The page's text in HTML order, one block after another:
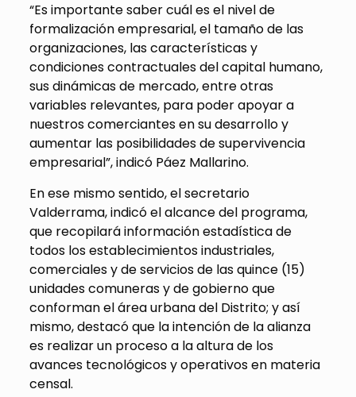
“Es importante saber cuál es el nivel de
formalización empresarial, el tamaño de las
organizaciones, las características y
condiciones contractuales del capital humano,
sus dinámicas de mercado, entre otras
variables relevantes, para poder apoyar a
nuestros comerciantes en su desarrollo y
aumentar las posibilidades de supervivencia
empresarial”, indicó Páez Mallarino.
En ese mismo sentido, el secretario
Valderrama, indicó el alcance del programa,
que recopilará información estadística de
todos los establecimientos industriales,
comerciales y de servicios de las quince (15)
unidades comuneras y de gobierno que
conforman el área urbana del Distrito; y así
mismo, destacó que la intención de la alianza
es realizar un proceso a la altura de los
avances tecnológicos y operativos en materia
censal.